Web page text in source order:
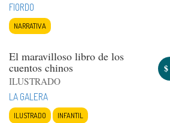
FIORDO
NARRATIVA
El maravilloso libro de los
cuentos chinos
ILUSTRADO
LA GALERA
ILUSTRADO INFANTIL
$